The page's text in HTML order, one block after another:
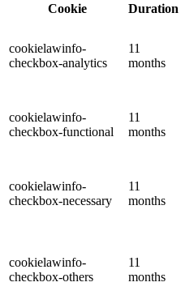
Cookie
Duration
cookielawinfo-
checkbox-analytics
11
months
cookielawinfo-
checkbox-functional
11
months
cookielawinfo-
checkbox-necessary
11
months
cookielawinfo-
checkbox-others
11
months